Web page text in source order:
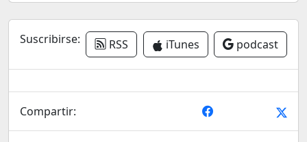
Suscribirse: RSS iTunes podcast
Compartir: